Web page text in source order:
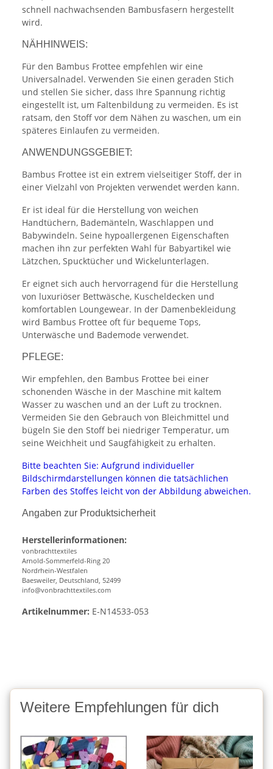
schnell nachwachsenden Bambusfasern hergestellt
wird.
NÄHHINWEIS:
Für den Bambus Frottee empfehlen wir eine
Universalnadel. Verwenden Sie einen geraden Stich
und stellen Sie sicher, dass Ihre Spannung richtig
eingestellt ist, um Faltenbildung zu vermeiden. Es ist
ratsam, den Stoff vor dem Nähen zu waschen, um ein
späteres Einlaufen zu vermeiden.
ANWENDUNGSGEBIET:
Bambus Frottee ist ein extrem vielseitiger Stoff, der in
einer Vielzahl von Projekten verwendet werden kann.
Er ist ideal für die Herstellung von weichen
Handtüchern, Bademänteln, Waschlappen und
Babywindeln. Seine hypoallergenen Eigenschaften
machen ihn zur perfekten Wahl für Babyartikel wie
Lätzchen, Spucktücher und Wickelunterlagen.
Er eignet sich auch hervorragend für die Herstellung
von luxuriöser Bettwäsche, Kuscheldecken und
komfortablen Loungewear. In der Damenbekleidung
wird Bambus Frottee oft für bequeme Tops,
Unterwäsche und Bademode verwendet.
PFLEGE:
Wir empfehlen, den Bambus Frottee bei einer
schonenden Wäsche in der Maschine mit kaltem
Wasser zu waschen und an der Luft zu trocknen.
Vermeiden Sie den Gebrauch von Bleichmittel und
bügeln Sie den Stoff bei niedriger Temperatur, um
seine Weichheit und Saugfähigkeit zu erhalten.
Bitte beachten Sie: Aufgrund individueller
Bildschirmdarstellungen können die tatsächlichen
Farben des Stoffes leicht von der Abbildung abweichen.
Angaben zur Produktsicherheit
Herstellerinformationen:
vonbrachttextiles
Arnold-Sommerfeld-Ring 20
Nordrhein-Westfalen
Baesweiler, Deutschland, 52499
info@vonbrachttextiles.com
Artikelnummer: E-N14533-053
Weitere Empfehlungen für dich